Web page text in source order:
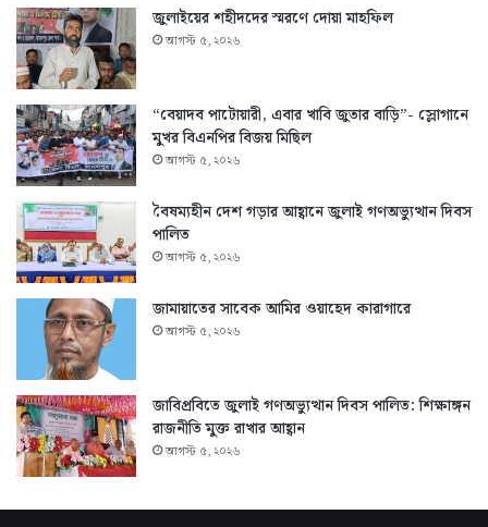
জুলাইয়ের শহীদদের স্মরণে দোয়া মাহফিল
আগস্ট ৫, ২০২৬
“বেয়াদব পাটোয়ারী, এবার খাবি জুতার বাড়ি”- স্লোগানে
মুখর বিএনপির বিজয় মিছিল
আগস্ট ৫, ২০২৬
বৈষম্যহীন দেশ গড়ার আহ্বানে জুলাই গণঅভ্যুত্থান দিবস
পালিত
আগস্ট ৫, ২০২৬
জামায়াতের সাবেক আমির ওয়াহেদ কারাগারে
আগস্ট ৫, ২০২৬
জাবিপ্রবিতে জুলাই গণঅভ্যুত্থান দিবস পালিত: শিক্ষাঙ্গন
রাজনীতি মুক্ত রাখার আহ্বান
আগস্ট ৫, ২০২৬